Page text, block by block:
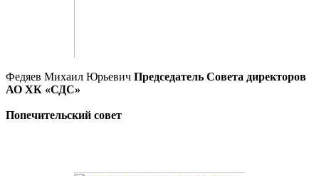
Федяев Михаил Юрьевич Председатель Совета директоров
АО ХК «СДС»
Попечительский совет